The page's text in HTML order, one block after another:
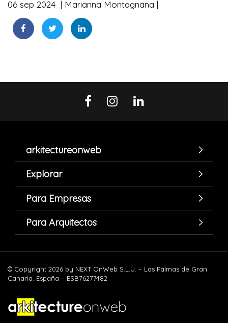
06 sep 2024 Marianna Montagnana
arkitectureonweb
Explorar
Para Empresas
Para Arquitectos
© Copyright 2026 by NEXT OnWeb S.L.U. – Las Palmas de Gran
Canaria. España – ESB76277482